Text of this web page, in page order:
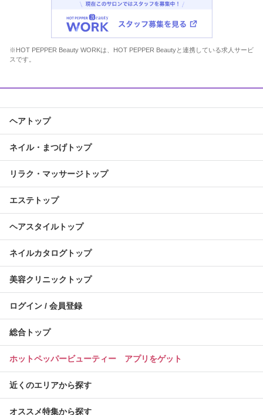
※HOT PEPPER Beauty WORKは、HOT PEPPER Beautyと連携している求人サービ
スです。
ヘアトップ
ネイル・まつげトップ
リラク・マッサージトップ
エステトップ
ヘアスタイルトップ
ネイルカタログトップ
美容クリニックトップ
ログイン / 会員登録
総合トップ
ホットペッパービューティー アプリをゲット
近くのエリアから探す
オススメ特集から探す